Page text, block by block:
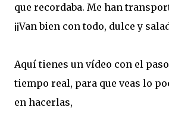
que recordaba. Me han
¡¡Van bien con todo, dulce y
Aquí tienes un vídeo con el
tiempo real, para que veas lo
en hacerlas,